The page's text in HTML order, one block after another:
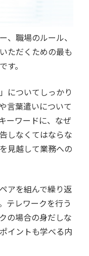
、職場のルール、
ただくための最も
。
についてしっかり
言葉遣いについて
ーワードに、なぜ
しなくてはならな
見越して業務への
アを組んで繰り返
テレワークを行う
の場合の身だしな
イントも学べる内